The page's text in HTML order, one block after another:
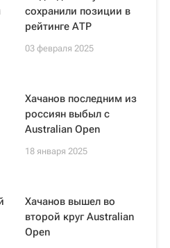
сохранили позиции в
рейтинге АТР
03 февраля 2025
Хачанов последним из
россиян выбыл с
Australian Open
18 января 2025
Хачанов вышел во
второй круг Australian
Open